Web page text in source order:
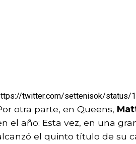
twitter.com/settenisok/status/
otra parte, en Queens,
el año: Esta vez, en una
el quinto título de su